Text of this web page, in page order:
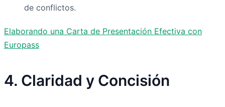
de conflictos.
Elaborando una Carta de Presentación Efectiva con
Europass
4. Claridad y Concisión